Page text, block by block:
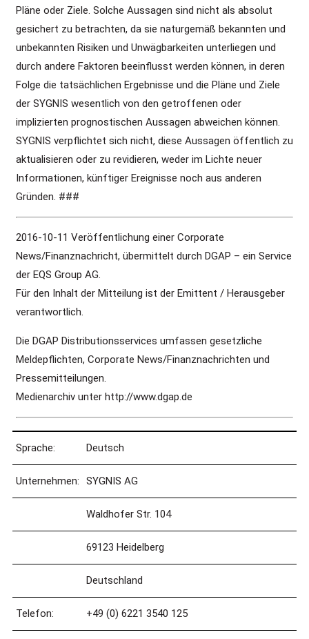
Pläne oder Ziele. Solche Aussagen sind nicht als absolut
gesichert zu betrachten, da sie naturgemäß bekannten und
unbekannten Risiken und Unwägbarkeiten unterliegen und
durch andere Faktoren beeinflusst werden können, in deren
Folge die tatsächlichen Ergebnisse und die Pläne und Ziele
der SYGNIS wesentlich von den getroffenen oder
implizierten prognostischen Aussagen abweichen können.
SYGNIS verpflichtet sich nicht, diese Aussagen öffentlich zu
aktualisieren oder zu revidieren, weder im Lichte neuer
Informationen, künftiger Ereignisse noch aus anderen
Gründen. ###
2016-10-11 Veröffentlichung einer Corporate
News/Finanznachricht, übermittelt durch DGAP – ein Service
der EQS Group AG.
Für den Inhalt der Mitteilung ist der Emittent / Herausgeber
verantwortlich.
Die DGAP Distributionsservices umfassen gesetzliche
Meldepflichten, Corporate News/Finanznachrichten und
Pressemitteilungen.
Medienarchiv unter http://www.dgap.de
Sprache: Deutsch
Unternehmen: SYGNIS AG
Waldhofer Str. 104
69123 Heidelberg
Deutschland
Telefon: +49 (0) 6221 3540 125